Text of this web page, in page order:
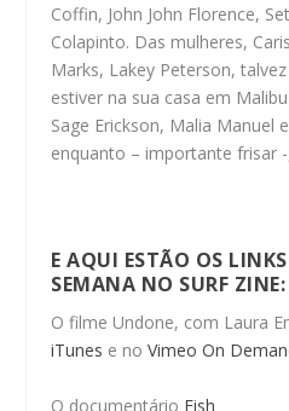
Coffin, John John Florence,
Colapinto. Das mulheres,
Marks, Lakey Peterson,
estiver na sua casa em
Sage Erickson, Malia Manuel
enquanto – importante frisar
E AQUI ESTÃO OS
SEMANA NO SURF ZINE:
O filme Undone, com Laura
iTunes e noVimeo On
O documentário Fish